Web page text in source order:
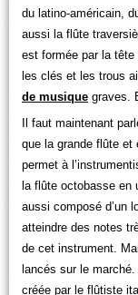
du latino-américain,
aussi la flûte
est formée par la tête
les clés et les trous
de musique graves.
Il faut maintenant
que la grande flûte et
permet à
la flûte octobasse
aussi composé d’un
atteindre des notes
de cet instrument.
lancés sur le
créée par le flûtiste